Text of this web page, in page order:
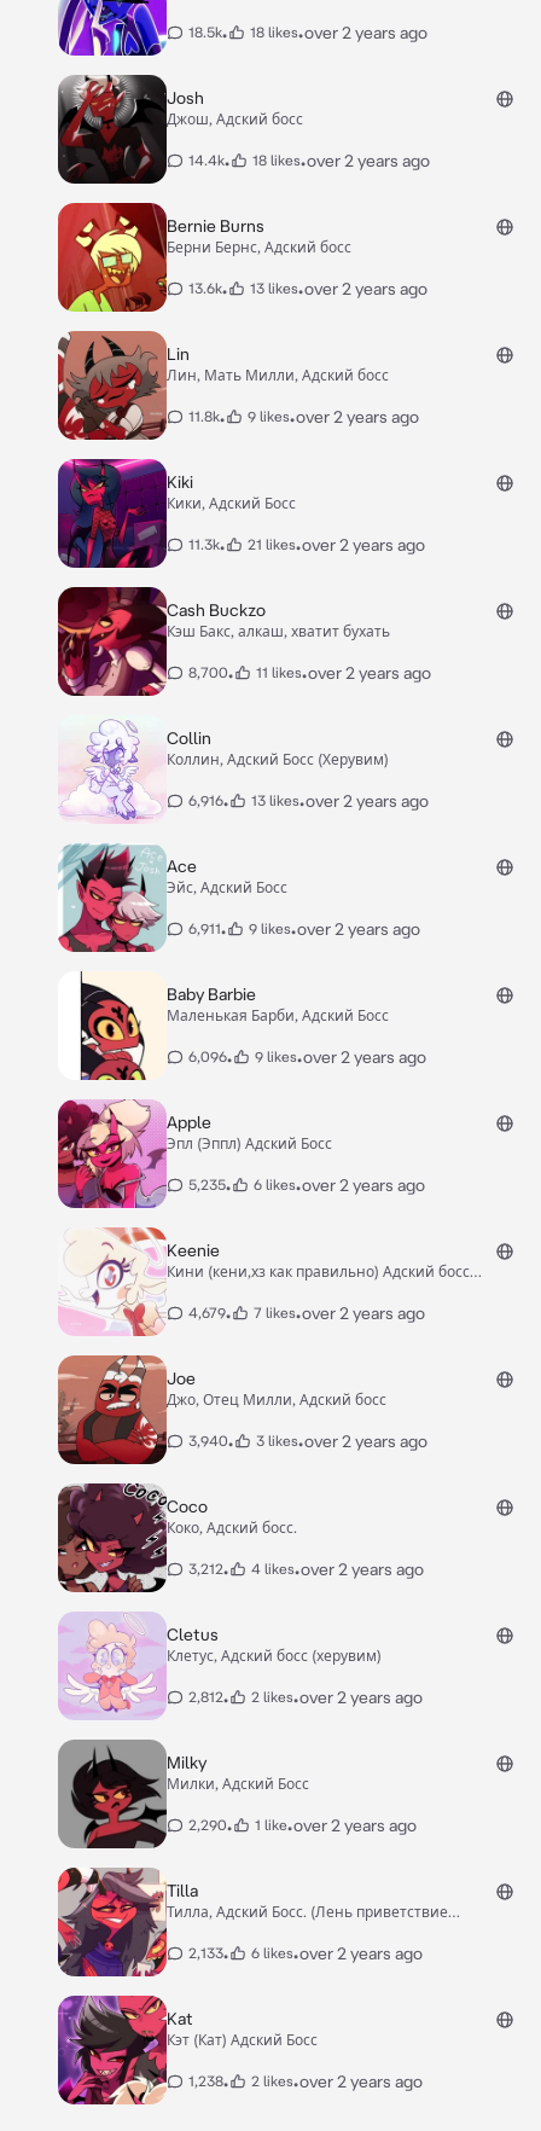
18.5k• 18 likes•over 2 years ago
Josh
Джош, Адский босс
14.4k• 18 likes•over 2 years ago
Bernie Burns
Берни Бернс, Адский босс
13.6k• 13 likes•over 2 years ago
Lin
Лин, Мать Милли, Адский босс
11.8k• 9 likes•over 2 years ago
Kiki
Кики, Адский Босс
11.3k• 21 likes•over 2 years ago
Cash Buckzo
Кэш Бакс, алкаш, хватит бухать
8,700• 11 likes•over 2 years ago
Collin
Коллин, Адский Босс (Херувим)
6,916• 13 likes•over 2 years ago
Ace
Эйс, Адский Босс
6,911• 9 likes•over 2 years ago
Baby Barbie
Маленькая Барби, Адский Босс
6,096• 9 likes•over 2 years ago
Apple
Эпл (Эппл) Адский Босс
5,235• 6 likes•over 2 years ago
Keenie
Кини (кени,хз как правильно) Адский босс
4,679• 7 likes•over 2 years ago
Joe
Джо, Отец Милли, Адский босс
3,940• 3 likes•over 2 years ago
Coco
Коко, Адский босс.
3,212• 4 likes•over 2 years ago
Cletus
Клетус, Адский босс (херувим)
2,812• 2 likes•over 2 years ago
Milky
Милки, Адский Босс
2,290• 1 like•over 2 years ago
Tilla
Тилла, Адский Босс. (Лень приветствие
2,133• 6 likes•over 2 years ago
Kat
Кэт (Кат) Адский Босс
1,238• 2 likes•over 2 years ago